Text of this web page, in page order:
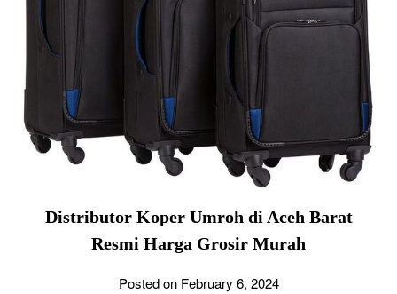
Distributor Koper Umroh di Aceh Barat
Resmi Harga Grosir Murah
Posted on February 6, 2024